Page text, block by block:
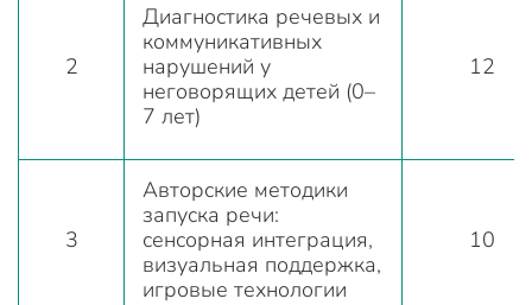
2
Диагностика речевых и
коммуникативных
нарушений у
неговорящих детей (0–
7 лет)
12
3
Авторские методики
запуска речи:
сенсорная интеграция,
визуальная поддержка,
игровые технологии
10